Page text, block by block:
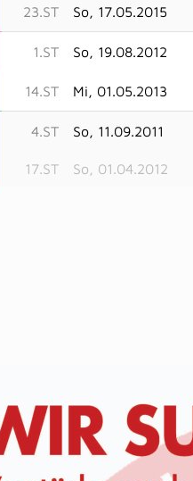
23.ST So, 17.05.2015
1.ST So, 19.08.2012
14.ST Mi, 01.05.2013
4.ST So, 11.09.2011
17.ST So, 01.04.2012